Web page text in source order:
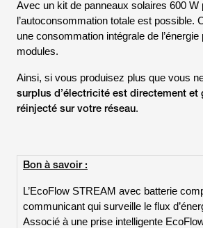
Avec un kit de panneaux solaires 600 W
l’autoconsommation totale est possible.
une consommation intégrale de
modules.
Ainsi, si vous produisez plus que vous
surplus d’électricité est directement et
réinjecté sur votre réseau.
Bon à savoir :
L’EcoFlow STREAM avec batterie
communicant qui surveille le flux
Associé à une prise intelligente